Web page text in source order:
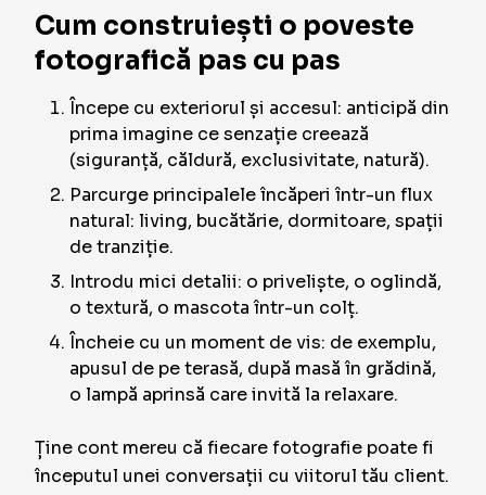
Cum construiești o poveste
fotografică pas cu pas
Începe cu exteriorul și accesul: anticipă din
prima imagine ce senzație creează
(siguranță, căldură, exclusivitate, natură).
Parcurge principalele încăperi într-un flux
natural: living, bucătărie, dormitoare, spații
de tranziție.
Introdu mici detalii: o priveliște, o oglindă,
o textură, o mascota într-un colț.
Încheie cu un moment de vis: de exemplu,
apusul de pe terasă, după masă în grădină,
o lampă aprinsă care invită la relaxare.
Ține cont mereu că fiecare fotografie poate fi
începutul unei conversații cu viitorul tău client.